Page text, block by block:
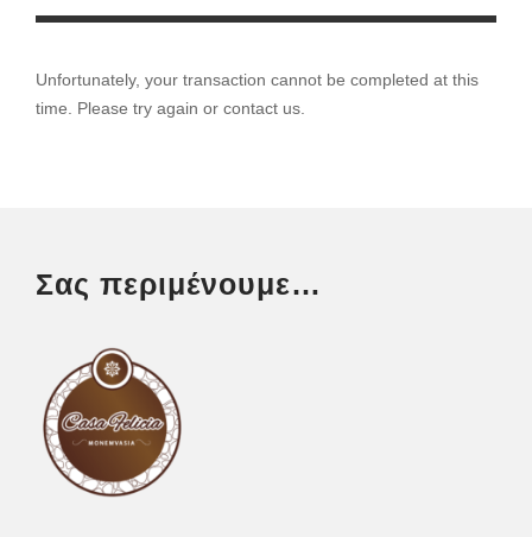
Unfortunately, your transaction cannot be completed at this
time. Please try again or contact us.
Σας περιμένουμε…